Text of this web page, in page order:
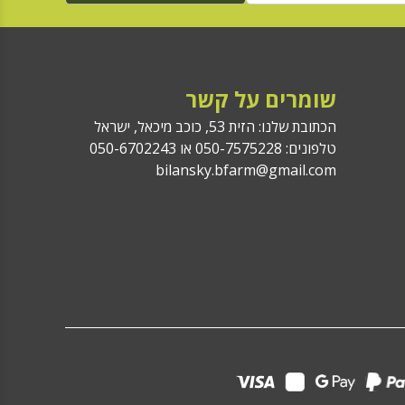
שומרים על קשר
הכתובת שלנו: הזית 53, כוכב מיכאל, ישראל
טלפונים: 050-7575228 או 050-6702243
bilansky.bfarm@gmail.com